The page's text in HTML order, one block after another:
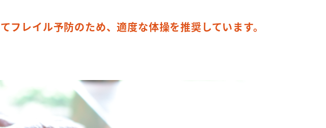
レイル予防のため、適度な体操を推奨しています。